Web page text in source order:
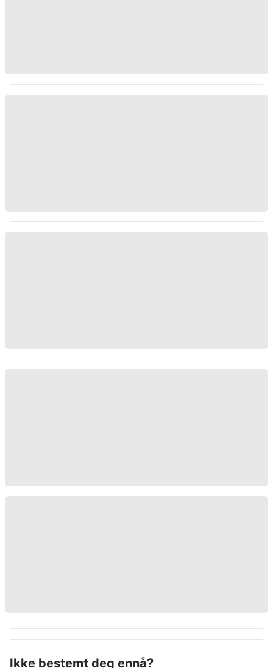
Ikke bestemt deg ennå?